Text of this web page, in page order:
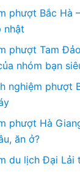
phượt Bắc Hà
nhật
phượt Tam
nhóm bạn
nghiệm phượt
phượt Hà
ăn ở?
du lịch Đại Lải